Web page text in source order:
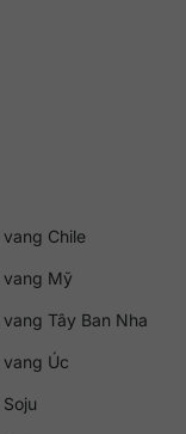
vang Chile
vang Mỹ
vang Tây Ban Nha
vang Úc